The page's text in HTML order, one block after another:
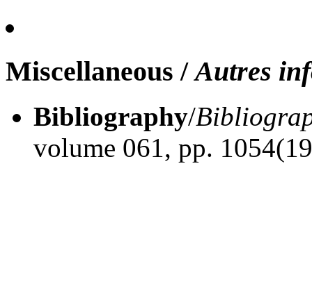
Miscellaneous /Autres
Bibliography/
volume 061, pp.